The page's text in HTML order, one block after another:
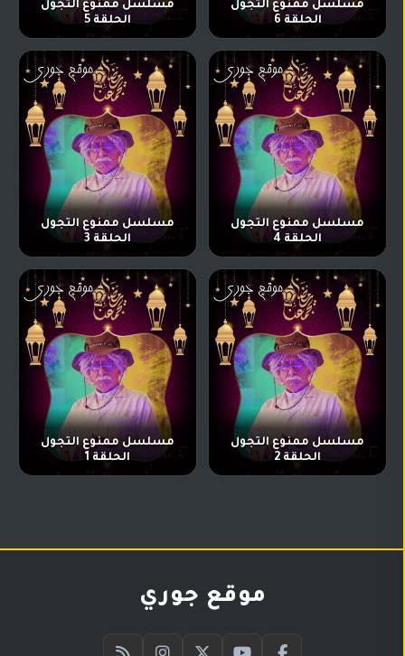
مسلسل ممنوع التجول
الحلقة 6
مسلسل ممنوع التجول
الحلقة 5
مسلسل ممنوع التجول
الحلقة 4
مسلسل ممنوع التجول
الحلقة 3
مسلسل ممنوع التجول
الحلقة 2
مسلسل ممنوع التجول
الحلقة 1
موقع جوري